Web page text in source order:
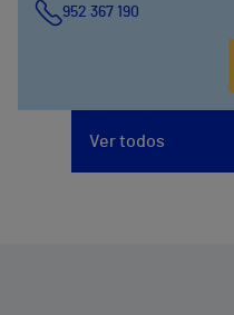
952 367 190
Ver todos